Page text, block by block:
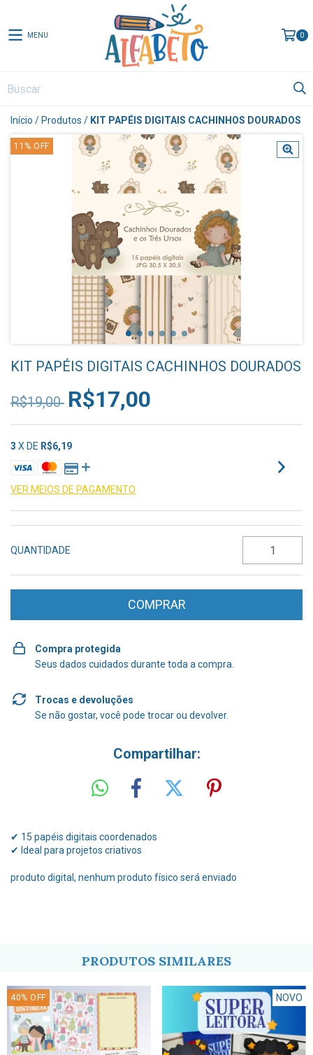
MENU 0
Início / Produtos / KIT PAPÉIS DIGITAIS CACHINHOS DOURADOS
11 % OFF
KIT PAPÉIS DIGITAIS CACHINHOS DOURADOS
R$19,00 R$17,00
3 X DE R$6,19
VER MEIOS DE PAGAMENTO
QUANTIDADE
Compra protegida
Seus dados cuidados durante toda a compra.
Trocas e devoluções
Se não gostar, você pode trocar ou devolver.
Compartilhar:
✔ 15 papéis digitais coordenados
✔ Ideal para projetos criativos
produto digital, nenhum produto físico será enviado
PRODUTOS SIMILARES
40% OFF NOVO